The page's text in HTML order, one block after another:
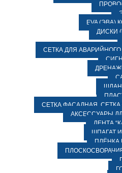
EVA (ЭВА)
ДИСКИ
СЕТКА ДЛЯ
СЕТКА ФАСАДНАЯ.
АКСЕССУАРЫ
ЛЕНТА
ШПАГАТ
ПЛЁНКА